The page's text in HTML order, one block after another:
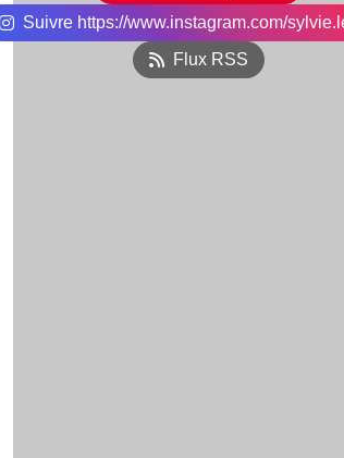
Suivre https://www.instagram.com/
Flux RSS